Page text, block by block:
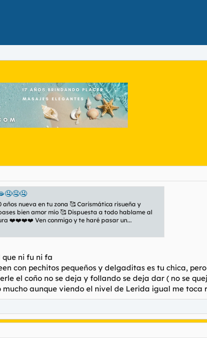
nueva en tu zona 🥰 Carismática risueña y
bien amor mío 🥰 Dispuesta a todo hablame al
❤️❤️❤️❤️ Ven conmigo y te haré pasar un...
ni fu ni fa
con pechitos pequeños y delgaditas es tu chica,
el coño no se deja y follando se deja dar ( no se
aunque viendo el nivel de Lerida igual me toca